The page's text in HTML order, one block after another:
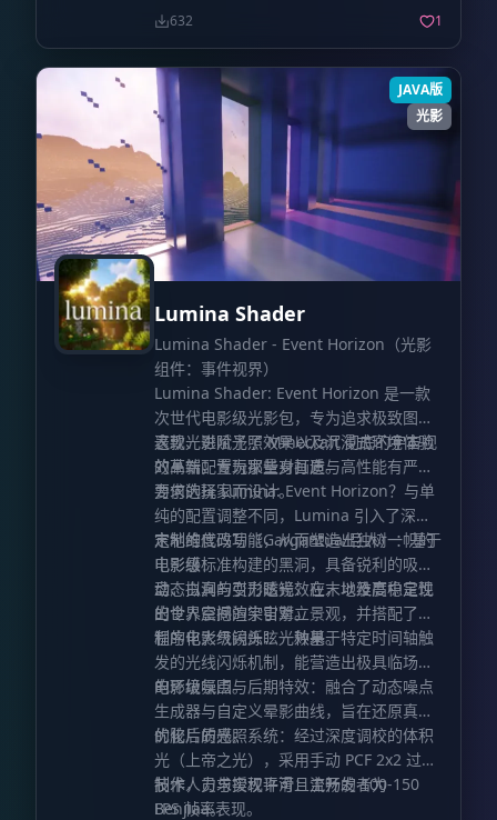
数值调整
为你的敌人同样强大。拿起你亲手锻造的
神兵，去迎接真正的挑战吧。
632 1
JAVA版
光影
Lumina Shader
Lumina Shader - Event Horizon（光影
组件：事件视界）
Lumina Shader: Event Horizon 是一款
次世代电影级光影包，专为追求极致图形
表现、进阶光照效果以及沉浸式环境体验
的高端配置玩家量身打造。
这款光影赋予了 Minecraft 彻底的宇宙视
效革新，专为那些对画质与高性能有严苛
要求的玩家而设计。
为何选择 Lumina: Event Horizon？与单
纯的配置调整不同，Lumina 引入了深度
定制的代码功能，从而塑造出独树一帜的
电影感：
末地维度改写（Gargantua/巨人）：基于
电影级标准构建的黑洞，具备锐利的吸积
盘、拟真的引力透镜效应，以及高稳定性
的世界空间渲染引擎。
动态白洞与变形眩光：在末地维度中呈现
出令人震撼的宇宙对立景观，并搭配了特
制的电影级镜头眩光效果。
程序化大气闪烁：一种基于特定时间轴触
发的光线闪烁机制，能营造出极具临场感
的环境氛围。
电影级噪点与后期特效：融合了动态噪点
生成器与自定义晕影曲线，旨在还原真实
的胶片质感。
优化后的光照系统：经过深度调校的体积
光（上帝之光），采用手动 PCF 2x2 过滤
技术，力求实现平滑且流畅的 100-150
FPS 帧率表现。
制作人员与授权许可：主开发者为
Benjiaa。